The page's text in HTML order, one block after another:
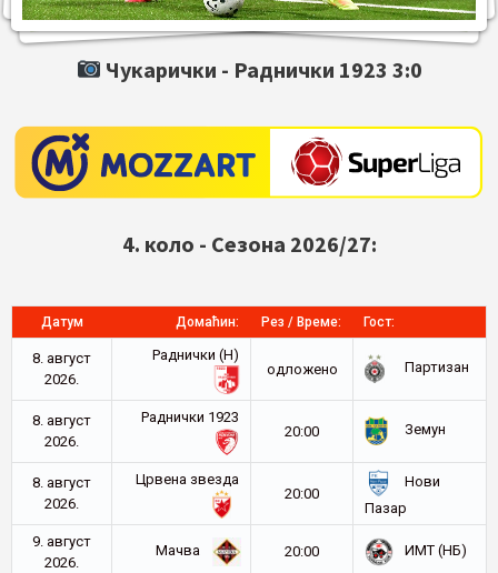
Чукарички - Раднички 1923 3:0
4. коло - Сезона 2026/27:
Датум Домаћин: Рез / Време: Гост:
8. август
2026.
Раднички (Н)
oдложено
Партизан
8. август
2026.
Раднички 1923
20:00
Земун
8. август
2026.
Црвена звезда
20:00
Нови
Пазар
9. август
2026.
Мачва 20:00 ИМТ (НБ)